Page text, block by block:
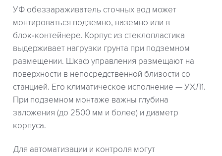
УФ обеззараживатель сточных вод может
монтироваться подземно, наземно или в
блок‑контейнере. Корпус из стеклопластика
выдерживает нагрузки грунта при подземном
размещении. Шкаф управления размещают на
поверхности в непосредственной близости со
станцией. Его климатическое исполнение — УХЛ1.
При подземном монтаже важны глубина
заложения (до 2500 мм и более) и диаметр
корпуса.
Для автоматизации и контроля могут